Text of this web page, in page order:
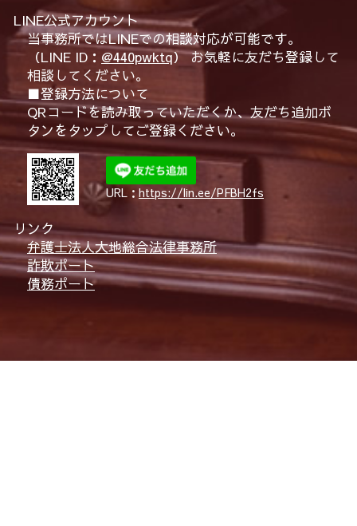
LINE公式アカウント
当事務所ではLINEでの相談対応が可能です。
（LINE ID： @440pwktq） お気軽に友だち登録して
相談してください。
■登録方法について
QRコードを読み取っていただくか、友だち追加ボ
タンをタップしてご登録ください。
URL： https://lin.ee/PFBH2fs
リンク
弁護士法人大地総合法律事務所
詐欺ポート
債務ポート